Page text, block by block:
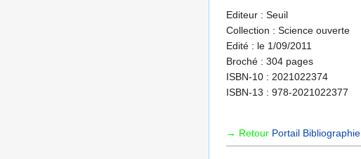
Editeur : Seuil
Collection : Science ouverte
Edité : le 1/09/2011
Broché : 304 pages
ISBN-10 : 2021022374
ISBN-13 : 978-2021022377
→ Retour Portail Bibliographie